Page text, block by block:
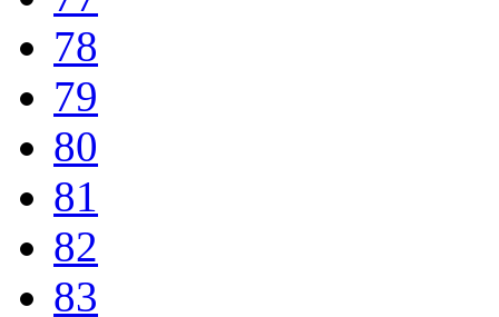
78
79
80
81
82
83